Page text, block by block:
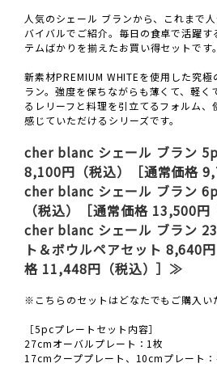
人気のシェール ブランから、これまで
バイバルでご紹介。毎日の食卓で活躍す
テムばかりを揃えたお買い得セットです。
新素材PREMIUM WHITEを使用した究
ラン。強度を保ちながらも薄くて、軽く
るレリーフと料理を引立てるフォルム
感じていただけるシリーズです。
cher blanc シェール ブラン
8,100円（税込）［通常価格
cher blanc シェール ブラン
（税込）［通常価格 13,500
cher blanc シェール ブラン
ト＆ボウルペアセット 8,640
格 11,448円（税込）］≫
※こちらのセットはどなたでもご購入い
［5pcプレートセット内容］
27cmオーバルプレート：1枚
17cmクーププレート、10cmプレート